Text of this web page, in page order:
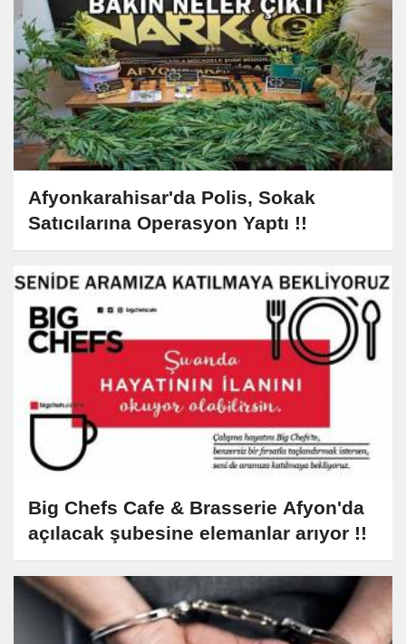
Afyonkarahisar'da Polis, Sokak
Satıcılarına Operasyon Yaptı !!
Big Chefs Cafe & Brasserie Afyon'da
açılacak şubesine elemanlar arıyor !!